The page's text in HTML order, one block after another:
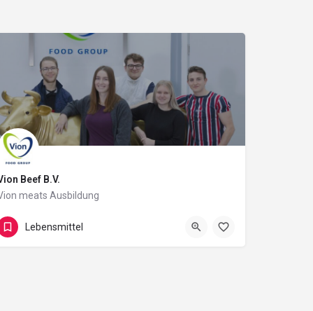
Beef B.V.
meats Ausbildung
Buchloe
Lebensmittel